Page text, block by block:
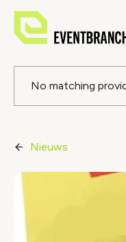
No matching
Nieuws